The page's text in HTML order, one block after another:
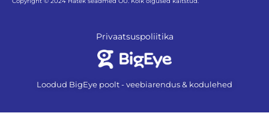
Privaatsuspoliitika
Loodud BigEye poolt - veebiarendus & kodulehed